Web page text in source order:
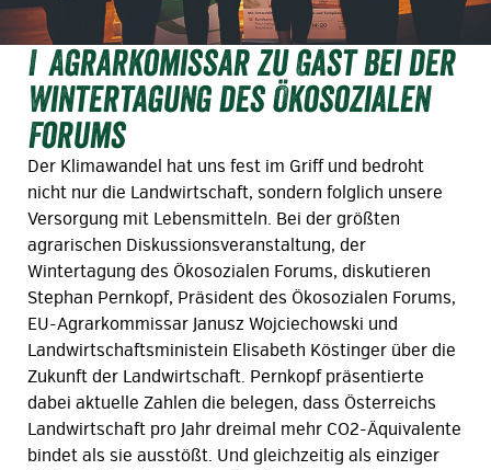
Agrarkomissar zu Gast bei der
Wintertagung des Ökosozialen
Forums
Der Klimawandel hat uns fest im Griff und bedroht
nicht nur die Landwirtschaft, sondern folglich unsere
Versorgung mit Lebensmitteln. Bei der größten
agrarischen Diskussionsveranstaltung, der
Wintertagung des Ökosozialen Forums, diskutieren
Stephan Pernkopf, Präsident des Ökosozialen Forums,
EU-Agrarkommissar Janusz Wojciechowski und
Landwirtschaftsministein Elisabeth Köstinger über die
Zukunft der Landwirtschaft. Pernkopf präsentierte
dabei aktuelle Zahlen die belegen, dass Österreichs
Landwirtschaft pro Jahr dreimal mehr CO2-Äquivalente
bindet als sie ausstößt. Und gleichzeitig als einziger